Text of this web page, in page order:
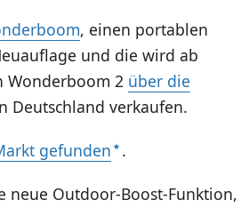
, einen portablen
und die wird ab
Wonderboom 2 über die
Deutschland verkaufen.
gefunden .
neue Outdoor-Boost-Funktion,